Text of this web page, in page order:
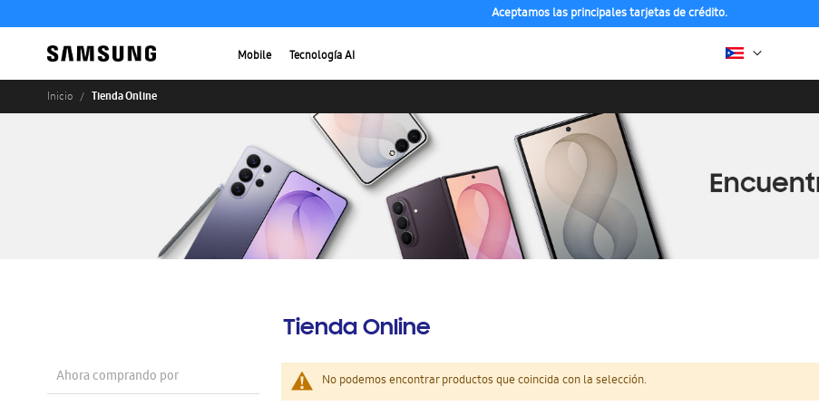
Aceptamos las principales tarjetas de crédito.
Mobile Tecnología AI
Inicio Tienda Online
Tienda Online
No podemos encontrar productos que coincida con la selección.
Ahora comprando por